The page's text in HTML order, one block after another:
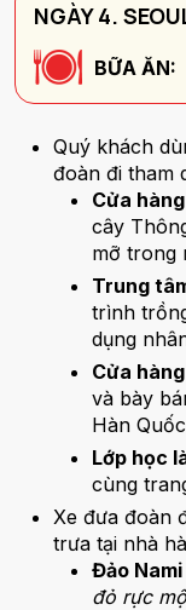
NGÀY 4.
BỮA ĂN:
Quý khách
đoàn đi tham
Cửa
cây
mỡ trong
Trung
trình
dụng
Cửa
và bày
Hàn
Lớp học
cùng
Xe đưa đoàn
trưa tại nhà
Đảo Nami
đỏ rực